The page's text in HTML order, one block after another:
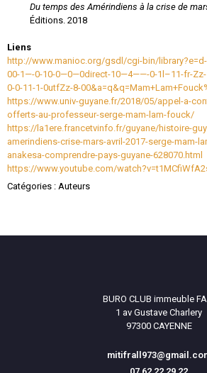
Du temps des Amérindiens à la crise de
Éditions. 2018
Liens
http://www.manioc.org/gsdl/cgi-bin/
00-1—-0-10-0—0—0direct-10—4——-0-1l–11-fr-
0-0-11-1-0utfZz-8-
https://www.univ-guyane.fr/2018/05/appel-a-
offerts-au-professeur-serge-mam-lam-fouck/
https://la1ere.francetvinfo.fr/guyane/histoire-
amerindiens-crise-mars-avril-2017-serge-mam-
anakesa-comprendre-pays-guyane-628070.html
https://www.youtube.com/
Catégories : Auteurs
BURO CLUB immeuble
1 av Gustave Charlery
97300 CAYENNE